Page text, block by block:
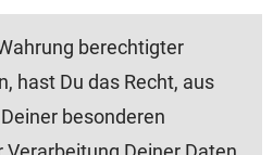
berechtigter
hast Du das Recht, aus
besonderen